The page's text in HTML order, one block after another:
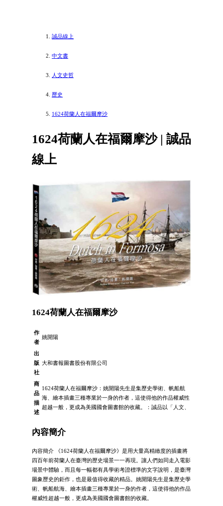
誠品線上
中文書
人文史哲
歷史
1624荷蘭人在福爾摩沙
1624荷蘭人在福爾摩沙 | 誠品
線上
1624荷蘭人在福爾摩沙
作
者
姚開陽
出
版
社
大和書報圖書股份有限公司
商
品
描
述
1624荷蘭人在福爾摩沙：姚開陽先生是集歷史學術、帆船航
海、繪本插畫三種專業於一身的作者，這使得他的作品權威性
超越一般，更成為美國國會圖書館的收藏。：誠品以「人文、
內容簡介
內容簡介 《1624荷蘭人在福爾摩沙》是用大量高精緻度的插畫將
四百年前荷蘭人在臺灣的歷史場景一一再現。讓人們如同走入電影
場景中體驗，而且每一幅都有具學術考證標準的文字說明，是臺灣
圖象歷史的鉅作，也是最值得收藏的精品。姚開陽先生是集歷史學
術、帆船航海、繪本插畫三種專業於一身的作者，這使得他的作品
權威性超越一般，更成為美國國會圖書館的收藏。